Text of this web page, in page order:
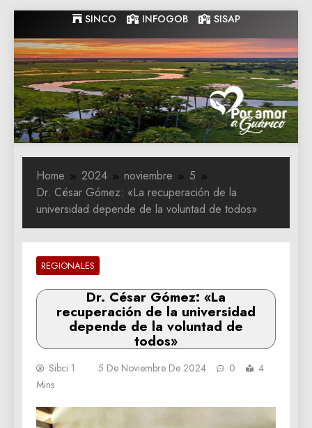
to
content
SINCO INFOGOB SISAP
Gobernacion
de Guarico
Gobernacion de Guarico
Home 2024 noviembre
5
Dr. César Gómez: «La recuperación de la
universidad depende de la voluntad de todos»
REGIONALES
Dr. César Gómez: «La
recuperación de la universidad
depende de la voluntad de
todos»
Sibci 1 5 De Noviembre De 2024 0
4
Mins